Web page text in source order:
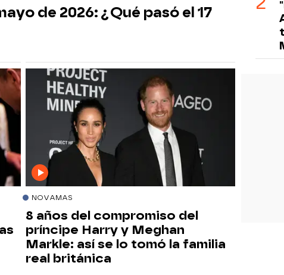
de 2026: ¿Qué pasó el 17
NOVAMAS
8 años del compromiso del
príncipe Harry y Meghan
Markle: así se lo tomó la familia
real británica